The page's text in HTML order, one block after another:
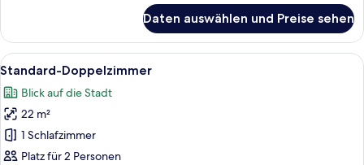
Triple
Family
Daten auswählen und Preise sehen
Alle
Fotos
für
Standard-
Doppelzimmer
anzeigen
Ein Hotelzimmer mit einem großen
3
Standard-Doppelzimmer
Blick auf die Stadt
22 m²
1 Schlafzimmer
Platz für 2 Personen